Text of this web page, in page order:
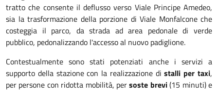
tratto che consente il deflusso verso Viale Principe Amedeo,
sia la trasformazione della porzione di Viale Monfalcone che
costeggia il parco, da strada ad area pedonale di verde
pubblico, pedonalizzando l'accesso al nuovo padiglione.
Contestualmente sono stati potenziati anche i servizi a
supporto della stazione con la realizzazione distalli per taxi,
per persone con ridotta mobilità, persoste brevi(15 minuti) e